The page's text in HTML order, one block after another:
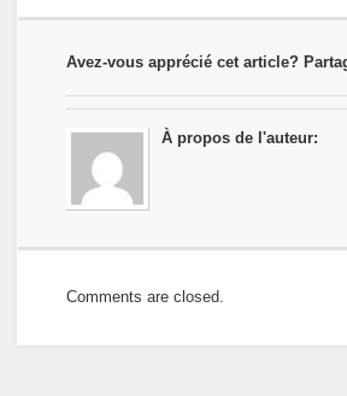
Avez-vous apprécié cet article?
À propos de l'auteur:
Comments are closed.